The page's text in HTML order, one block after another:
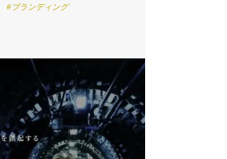
#ブランディング